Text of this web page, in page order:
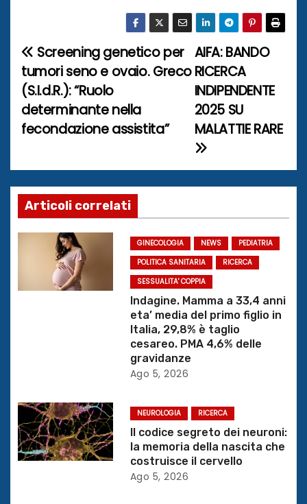
N
a
v
g
a
z
o
r
t
i
AIFA: BANDO
RICERCA
INDIPENDENTE
2025 SU
MALATTIE RARE
Screening genetico per
tumori seno e ovaio. Greco
(S.I.d.R.): “Ruolo
determinante nella
fecondazione assistita”
Articoli correlati
GINECOLOGIA NEWS
PEDIATRIA
POLITICA SANITARIA
RICERCA
SESSUALITA' COPPIA
Indagine. Mamma a 33,4 anni
eta’ media del primo figlio in
Italia, 29,8% è taglio
cesareo. PMA 4,6% delle
gravidanze
Ago 5, 2026
NEUROLOGIA RICERCA
Il codice segreto dei neuroni:
la memoria della nascita che
costruisce il cervello
Ago 5, 2026